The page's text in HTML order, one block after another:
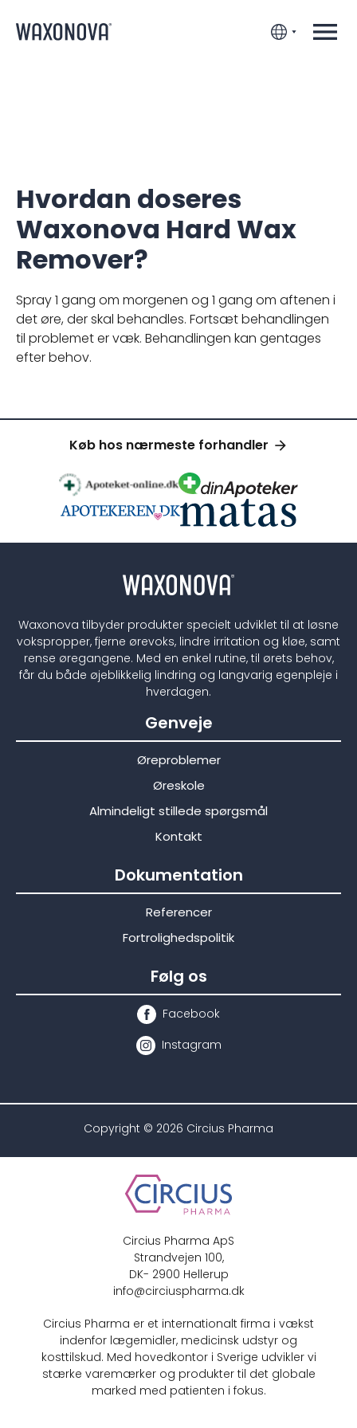
Hvordan doseres
Waxonova Hard Wax
Remover?
Spray 1 gang om morgenen og 1 gang om aftenen i
det øre, der skal behandles. Fortsæt behandlingen
til problemet er væk. Behandlingen kan gentages
efter behov.
Køb hos nærmeste forhandler
Waxonova tilbyder produkter specielt udviklet til at løsne
vokspropper, fjerne ørevoks, lindre irritation og kløe, samt
rense øregangene. Med en enkel rutine, til ørets behov,
får du både øjeblikkelig lindring og langvarig egenpleje i
hverdagen.
Genveje
Øreproblemer
Øreskole
Almindeligt stillede spørgsmål
Kontakt
Dokumentation
Referencer
Fortrolighedspolitik
Følg os
Facebook
Instagram
Copyright © 2026 Circius Pharma
Circius Pharma ApS
Strandvejen 100,
DK- 2900 Hellerup
info@circiuspharma.dk
Circius Pharma er et internationalt firma i vækst
indenfor lægemidler, medicinsk udstyr og
kosttilskud. Med hovedkontor i Sverige udvikler vi
stærke varemærker og produkter til det globale
marked med patienten i fokus.